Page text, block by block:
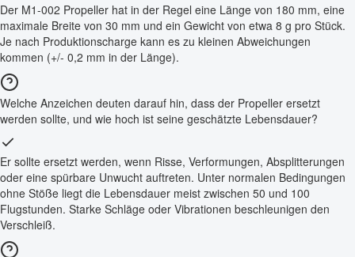
Der M1-002 Propeller hat in der Regel eine Länge von 180 mm, eine
maximale Breite von 30 mm und ein Gewicht von etwa 8 g pro Stück.
Je nach Produktionscharge kann es zu kleinen Abweichungen
kommen (+/- 0,2 mm in der Länge).
Welche Anzeichen deuten darauf hin, dass der Propeller ersetzt
werden sollte, und wie hoch ist seine geschätzte Lebensdauer?
Er sollte ersetzt werden, wenn Risse, Verformungen, Absplitterungen
oder eine spürbare Unwucht auftreten. Unter normalen Bedingungen
ohne Stöße liegt die Lebensdauer meist zwischen 50 und 100
Flugstunden. Starke Schläge oder Vibrationen beschleunigen den
Verschleiß.